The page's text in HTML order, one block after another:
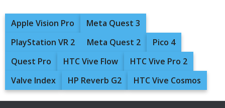
Apple Vision Pro
Meta Quest 3
PlayStation VR 2
Meta Quest 2
Pico 4
Quest Pro
HTC Vive Flow
HTC Vive Pro 2
Valve Index
HP Reverb G2 HTC Vive Cosmos